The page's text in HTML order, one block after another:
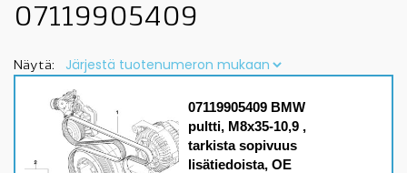
07119905409
Näytä:
07119905409 BMW
pultti, M8x35-10,9 ,
tarkista sopivuus
lisätiedoista, OE